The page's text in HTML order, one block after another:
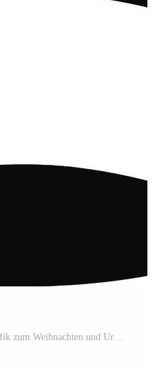
schwarz und Weiß Santa Hut Grafik zum Weihnachten und Urlaub Jahreszeit Projekte Pro Vektor